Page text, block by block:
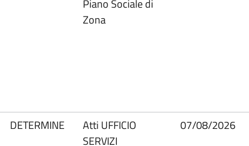
Piano Sociale di
Zona
DETERMINE
Atti UFFICIO
SERVIZI
07/08/2026